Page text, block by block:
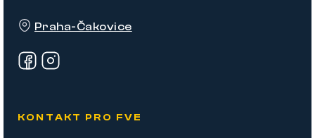
Praha-Čakovice
KONTAKT PRO FVE